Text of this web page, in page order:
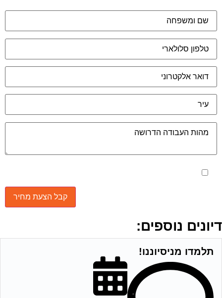
מאשר את תנאי הפרטיות
נוספים:
תלמדו מניסיוננו!